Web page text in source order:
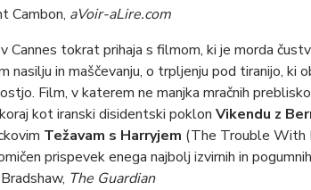
Cambon, aVoir-aLire.com
v Cannes tokrat prihaja s filmom, ki je morda
nasilju in maščevanju, o trpljenju pod tiranijo, ki
Film, v katerem ne manjka mračnih
kot iranski disidentski poklon Vikendu z
Težavam s Harryjem (The Trouble With
prispevek enega najbolj izvirnih in
The Guardian